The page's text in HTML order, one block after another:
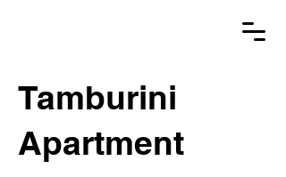
Tamburini
Apartment